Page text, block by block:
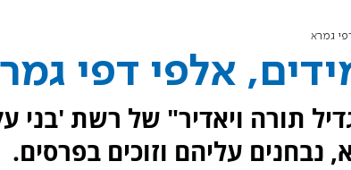
גמרא
אלפי דפי
תורה ויאדיר" של רשת 'בני
נבחנים עליהם וזוכים בפרסים.